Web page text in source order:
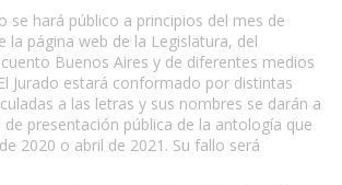
se hará público a principios del mes de
la página web de la Legislatura, del
Buenos Aires y de diferentes medios
Jurado estará conformado por distintas
a las letras y sus nombres se darán a
presentación pública de la antología que
2020 o abril de 2021. Su fallo será